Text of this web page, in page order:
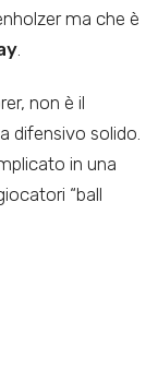
ma che è
non è il
difensivo solido.
in una
“ball